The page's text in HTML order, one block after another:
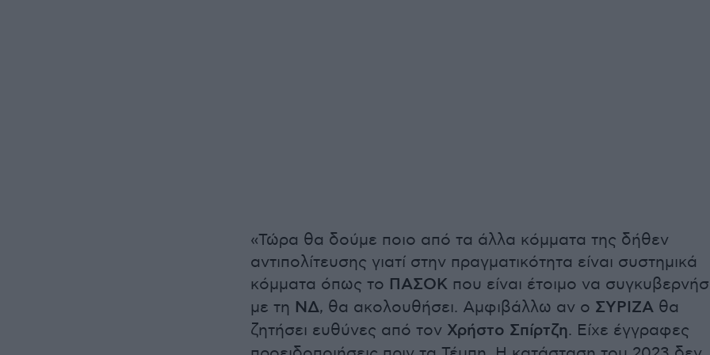
«Τώρα θα δούμε ποιο από τα άλλα κόμματα της δήθεν
αντιπολίτευσης γιατί στην πραγματικότητα είναι συστημικά
κόμματα όπως το ΠΑΣΟΚ που είναι έτοιμο να
με τη ΝΔ, θα ακολουθήσει. Αμφιβάλλω αν ο ΣΥΡΙΖΑ θα
ζητήσει ευθύνες από τον Χρήστο Σπίρτζη. Είχε έγγραφες